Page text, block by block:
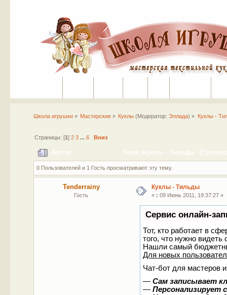
Школа игрушки» Мастерские » Куклы (Модератор:Эллада) » Куклы -
Страницы: [1 ] 2 3 ... 6 Вниз
Автор Тема: Куклы - Тильды
0 Пользователей и 1 Гость просматривают эту тему.
Tenderrainy
Гость
Куклы - Тильды
« : 09 Июнь 2011, 19:37:27 »
Сервис онлайн-
Тот, кто работает в
того, что нужно
Нашли самый
Для новых
Чат-бот для мастеров
—Сам записывает
—Персонализирует